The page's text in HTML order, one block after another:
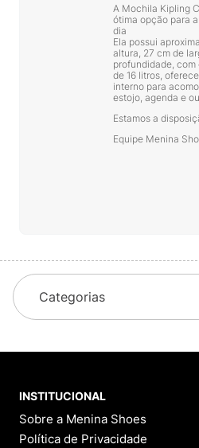
A Mochila Kipling
ótima opção para
dia
Ela possui
altura, 27 cm de
profundidade,
de 16 litros,
interno para
estojo, agenda e
Estamos a
Equipe Menina
Categorias
INSTITUCIONAL
Sobre a Menina Shoes
Política de Privacidade